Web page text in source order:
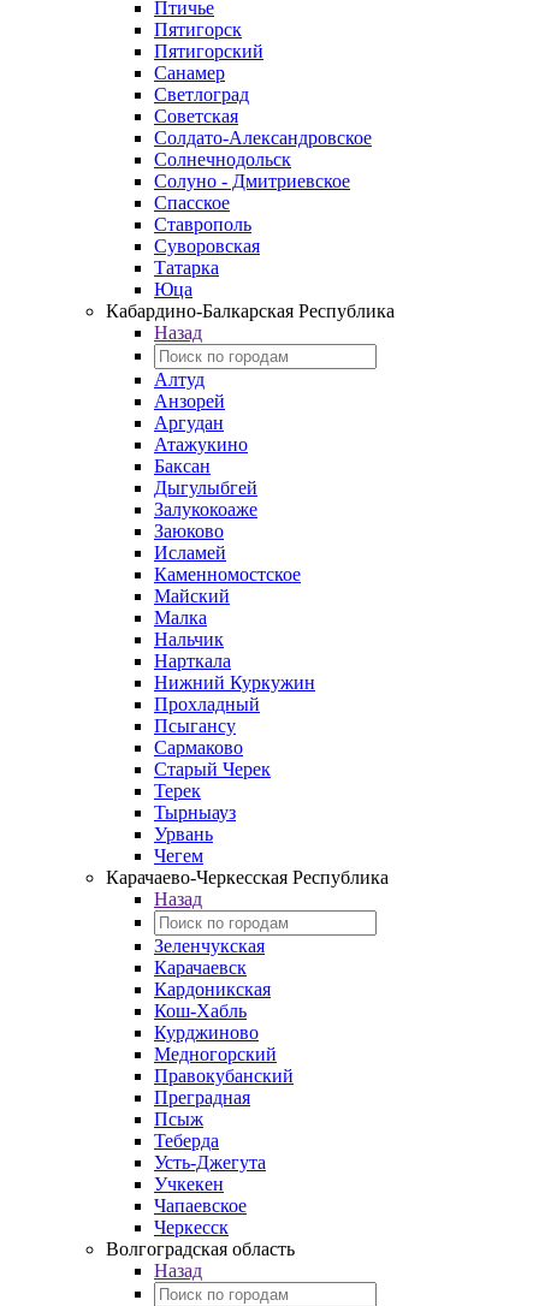
Птичье
Пятигорск
Пятигорский
Санамер
Светлоград
Советская
Солдато-Александровское
Солнечнодольск
Солуно - Дмитриевское
Спасское
Ставрополь
Суворовская
Татарка
Юца
Кабардино‑Балкарская Республика
Назад
Алтуд
Анзорей
Аргудан
Атажукино
Баксан
Дыгулыбгей
Залукокоаже
Заюково
Исламей
Каменномостское
Майский
Малка
Нальчик
Нарткала
Нижний Куркужин
Прохладный
Псыгансу
Сармаково
Старый Черек
Терек
Тырныауз
Урвань
Чегем
Карачаево-Черкесская Республика
Назад
Зеленчукская
Карачаевск
Кардоникская
Кош-Хабль
Курджиново
Медногорский
Правокубанский
Преградная
Псыж
Теберда
Усть-Джегута
Учкекен
Чапаевское
Черкесск
Волгоградская область
Назад